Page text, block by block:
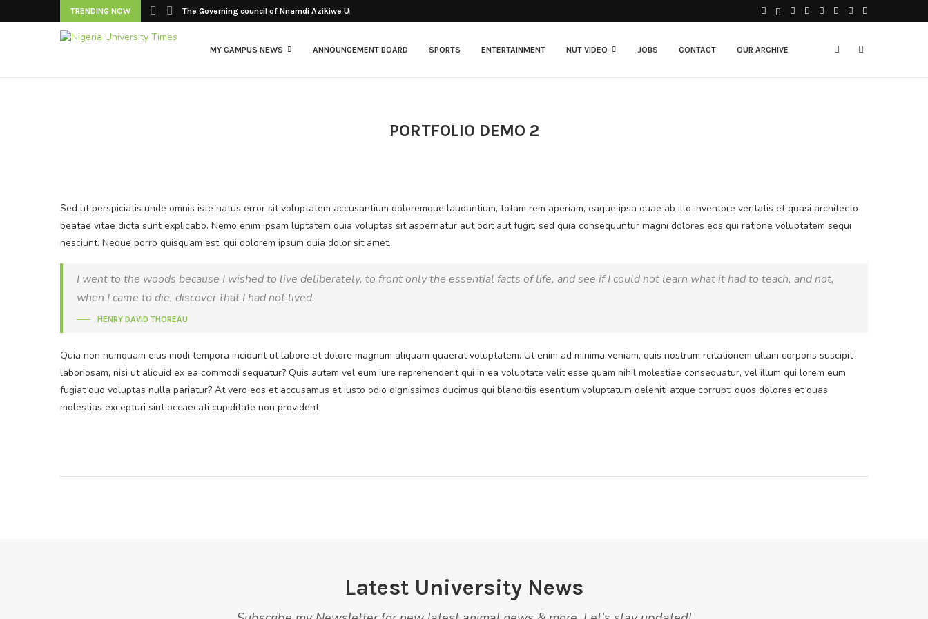
TRENDING NOW The Governing council of Nnamdi Azikiwe University has...
MY CAMPUS NEWS ANNOUNCEMENT BOARD SPORTS ENTERTAINMENT NUT VIDEO JOBS CONTACT OUR ARCHIVE
PORTFOLIO DEMO 2
Sed ut perspiciatis unde omnis iste natus error sit voluptatem accusantium doloremque laudantium, totam rem aperiam, eaque ipsa quae ab illo inventore veritatis et quasi architecto
beatae vitae dicta sunt explicabo. Nemo enim ipsam luptatem quia voluptas sit aspernatur aut odit aut fugit, sed quia consequuntur magni dolores eos qui ratione voluptatem sequi
nesciunt. Neque porro quisquam est, qui dolorem ipsum quia dolor sit amet.
I went to the woods because I wished to live deliberately, to front only the essential facts of life, and see if I could not learn what it had to teach, and not,
when I came to die, discover that I had not lived.
HENRY DAVID THOREAU
Quia non numquam eius modi tempora incidunt ut labore et dolore magnam aliquam quaerat voluptatem. Ut enim ad minima veniam, quis nostrum rcitationem ullam corporis suscipit
laboriosam, nisi ut aliquid ex ea commodi sequatur? Quis autem vel eum iure reprehenderit qui in ea voluptate velit esse quam nihil molestiae consequatur, vel illum qui lorem eum
fugiat quo voluptas nulla pariatur? At vero eos et accusamus et iusto odio dignissimos ducimus qui blanditiis esentium voluptatum deleniti atque corrupti quos dolores et quas
molestias excepturi sint occaecati cupiditate non provident,
Latest University News